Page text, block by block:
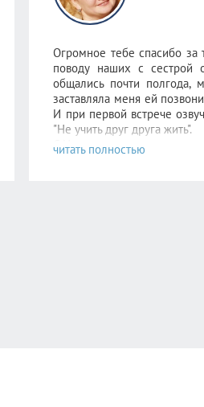
Огромное тебе спасибо за
поводу наших с сестрой
общались почти полгода,
заставляла меня ей
И при первой встрече
"Не учить друг друга жить".
С Нового года никаких